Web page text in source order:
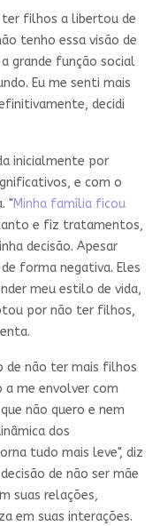
ter filhos a libertou de
tenho essa visão de
grande função social
Eu me senti mais
decidi
inicialmente por
e com o
"Minha família ficou
e fiz tratamentos,
decisão. Apesar
forma negativa. Eles
meu estilo de vida,
por não ter filhos,
de não ter mais filhos
a me envolver com
não quero e nem
dos
tudo mais leve", diz
de não ser mãe
suas relações,
em suas interações.